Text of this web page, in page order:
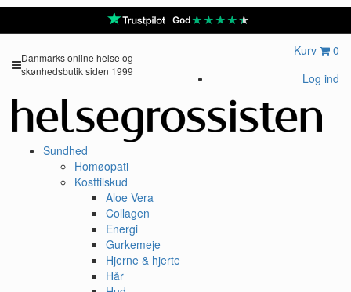
God★★★★★
Danmarks online helse og
skønhedsbutik siden 1999
Kurv
0
Log ind
Sundhed
Homøopati
Kosttilskud
Aloe Vera
Collagen
Energi
Gurkemeje
Hjerne & hjerte
Hår